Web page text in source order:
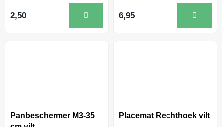
2,50 6,95
Panbeschermer M3-35
Placemat Rechthoek vilt